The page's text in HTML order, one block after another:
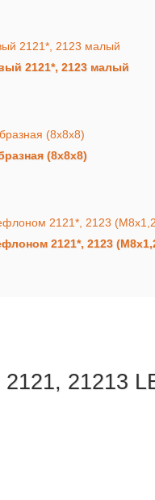
2121*, 2123 малый
(8х8х8)
2121*, 2123
21213